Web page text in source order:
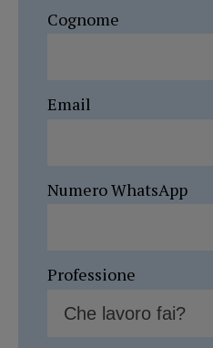
Cognome
Email
Numero WhatsApp
Professione